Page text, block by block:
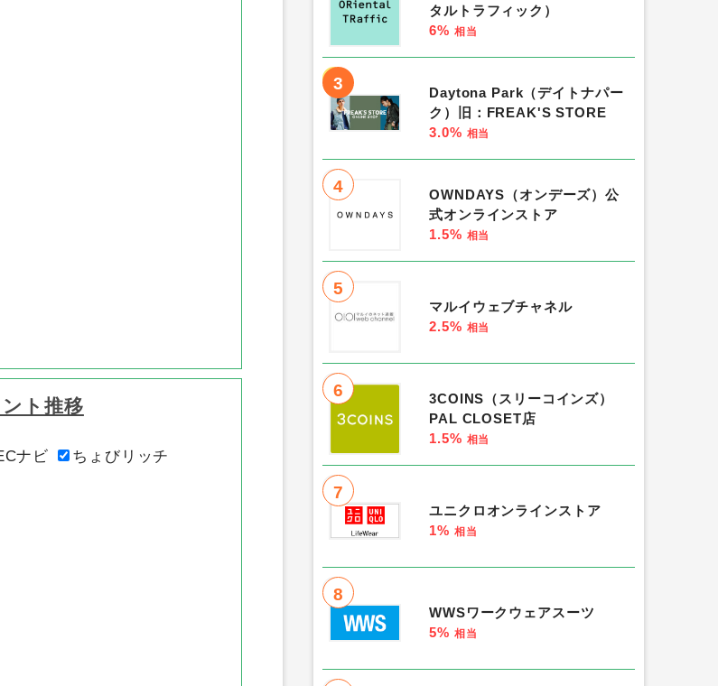
ト推移
ナビ
ちょびリッチ
タルトラフィック）
6% 相当
3
Daytona Park（デイトナパー
ク）旧：FREAK'S STORE
3.0% 相当
4
OWNDAYS（オンデーズ）公
式オンラインストア
1.5% 相当
5
マルイウェブチャネル
2.5% 相当
6
3COINS（スリーコインズ）
PAL CLOSET店
1.5% 相当
7
ユニクロオンラインストア
1% 相当
8
WWSワークウェアスーツ
5% 相当